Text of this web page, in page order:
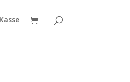
Kasse